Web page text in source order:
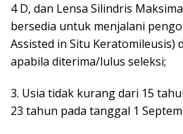
4 D, dan Lensa Silindris
bersedia untuk menjalani
Assisted in Situ Keratomileusis)
apabila diterima/lulus seleksi;
3. Usia tidak kurang dari 15
23 tahun pada tanggal 1